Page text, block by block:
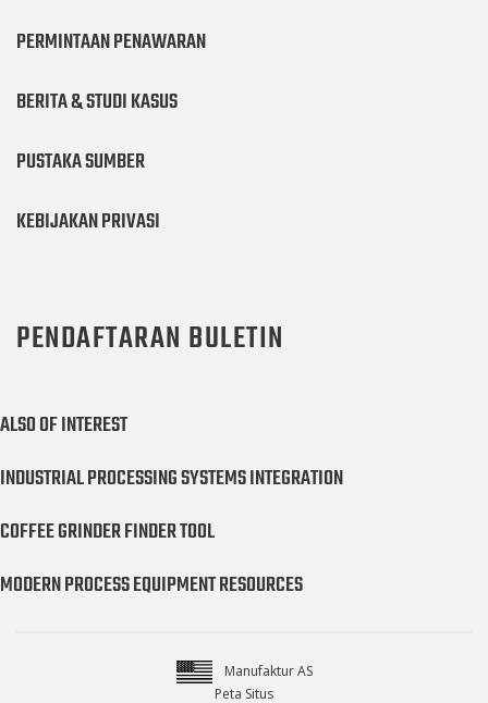
PERMINTAAN PENAWARAN
BERITA & STUDI KASUS
PUSTAKA SUMBER
KEBIJAKAN PRIVASI
PENDAFTARAN BULETIN
ALSO OF INTEREST
INDUSTRIAL PROCESSING SYSTEMS INTEGRATION
COFFEE GRINDER FINDER TOOL
MODERN PROCESS EQUIPMENT RESOURCES
Manufaktur AS
Peta Situs